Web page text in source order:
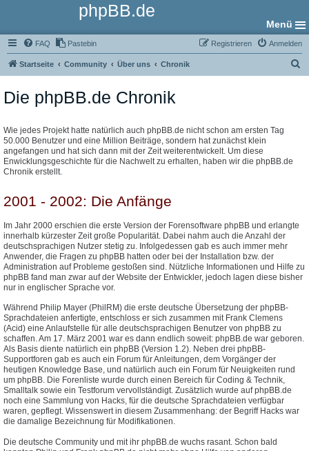
phpBB.de
Menü
FAQ Pastebin Anmelden
Registrieren
Startseite Community Über uns Chronik
Die phpBB.de Chronik
Wie jedes Projekt hatte natürlich auch phpBB.de nicht schon am ersten Tag
50.000 Benutzer und eine Million Beiträge, sondern hat zunächst klein
angefangen und hat sich dann mit der Zeit weiterentwickelt. Um diese
Enwicklungsgeschichte für die Nachwelt zu erhalten, haben wir die phpBB.de
Chronik erstellt.
2001 - 2002: Die Anfänge
Im Jahr 2000 erschien die erste Version der Forensoftware phpBB und erlangte
innerhalb kürzester Zeit große Popularität. Dabei nahm auch die Anzahl der
deutschsprachigen Nutzer stetig zu. Infolgedessen gab es auch immer mehr
Anwender, die Fragen zu phpBB hatten oder bei der Installation bzw. der
Administration auf Probleme gestoßen sind. Nützliche Informationen und Hilfe zu
phpBB fand man zwar auf der Website der Entwickler, jedoch lagen diese bisher
nur in englischer Sprache vor.
Während Philip Mayer (PhilRM) die erste deutsche Übersetzung der phpBB-
Sprachdateien anfertigte, entschloss er sich zusammen mit Frank Clemens
(Acid) eine Anlaufstelle für alle deutschsprachigen Benutzer von phpBB zu
schaffen. Am 17. März 2001 war es dann endlich soweit: phpBB.de war geboren.
Als Basis diente natürlich ein phpBB (Version 1.2). Neben drei phpBB-
Supportforen gab es auch ein Forum für Anleitungen, dem Vorgänger der
heutigen Knowledge Base, und natürlich auch ein Forum für Neuigkeiten rund
um phpBB. Die Forenliste wurde durch einen Bereich für Coding & Technik,
Smalltalk sowie ein Testforum vervollständigt. Zusätzlich wurde auf phpBB.de
noch eine Sammlung von Hacks, für die deutsche Sprachdateien verfügbar
waren, gepflegt. Wissenswert in diesem Zusammenhang: der Begriff Hacks war
die damalige Bezeichnung für Modifikationen.
Die deutsche Community und mit ihr phpBB.de wuchs rasant. Schon bald